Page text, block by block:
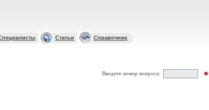
Статьи Справочник
Введите номер вопроса: